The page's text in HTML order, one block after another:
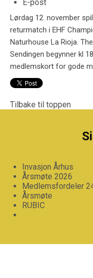
E-post
Lørdag 12. november
returmatch i EHF
Naturhouse La Rioja.
Sendingen begynner kl
medlemskort for gode
Tilbake til toppen
Invasjon Århus
Årsmøte 2026
Medlemsfordeler
Årsmøte
RUBIC